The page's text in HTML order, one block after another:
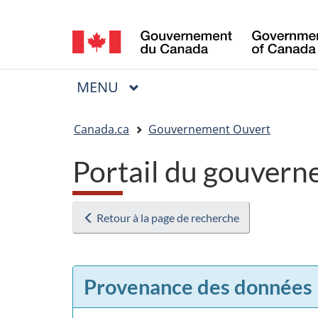
de
la
langue
Menu
MENU PRINCIPAL
Canada.ca Gouvernement Ouvert
Portail du
Retour à la page de recherche
Provenance des données